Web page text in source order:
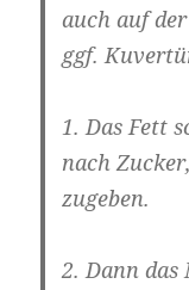
auch auf
ggf.
1. Das Fett
nach
zugeben.
2. Dann das